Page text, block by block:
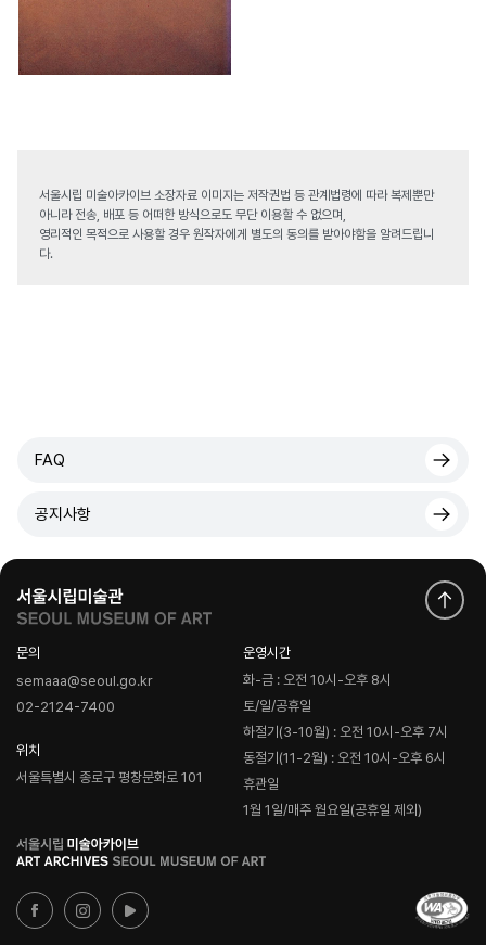
서울시립 미술아카이브 소장자료 이미지는 저작권법 등 관계법령에 따라 복제뿐만
아니라 전송, 배포 등 어떠한 방식으로도 무단 이용할 수 없으며,
영리적인 목적으로 사용할 경우 원작자에게 별도의 동의를 받아야함을 알려드립니
다.
FAQ
공지사항
문의
semaaa@seoul.go.kr
02-2124-7400
위치
서울특별시 종로구 평창문화로 101
운영시간
화-금 : 오전 10시-오후 8시
토/일/공휴일
하절기(3-10월) : 오전 10시-오후 7시
동절기(11-2월) : 오전 10시-오후 6시
휴관일
1월 1일/매주 월요일(공휴일 제외)
로
고